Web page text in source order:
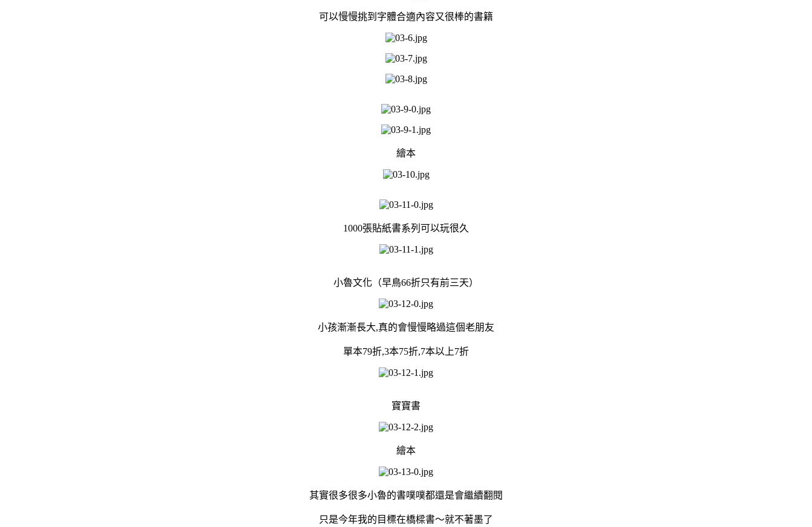
可以慢慢挑到字體合適內容又很棒的書籍
繪本
1000張貼紙書系列可以玩很久
小魯文化（早鳥66折只有前三天）
小孩漸漸長大,真的會慢慢略過這個老朋友
單本79折,3本75折,7本以上7折
寶寶書
繪本
其實很多很多小魯的書噗噗都還是會繼續翻閱
只是今年我的目標在橋樑書～就不著墨了